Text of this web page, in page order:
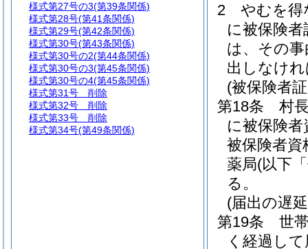
2
やむを得
に被保険
は、その
出しなけ
(被保険者
第18条
村
に被保険
被保険者資
薬局(以下
る。
(届出の遅
第19条
世
く経過し
様式第27号の3(第39条関係)
様式第28号(第41条関係)
様式第29号(第42条関係)
様式第30号(第43条関係)
様式第30号の2(第44条関係)
様式第30号の3(第45条関係)
様式第30号の4(第45条関係)
様式第31号 削除
様式第32号 削除
様式第33号 削除
様式第34号(第49条関係)